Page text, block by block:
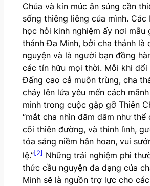
Chúa và kín múc ân sủng cần
sống thiêng liêng của mình.
học hỏi kinh nghiệm ấy nơi mẫu
thánh Đa Minh, bởi cha thánh là
nguyện và là người bạn đồng
các tín hữu mọi thời. Mỗi khi
Đấng cao cả muôn trùng, cha
cháy lên lửa yêu mến cách
mình trong cuộc gặp gỡ Thiên
“mắt cha nhìn đăm đăm như thể
cõi thiên đường, và thình lình,
tỏa sáng niềm hân hoan, vui
lệ.”[2]Những trải nghiệm phi
thức cầu nguyện đa dạng của
Minh sẽ là nguồn trợ lực cho